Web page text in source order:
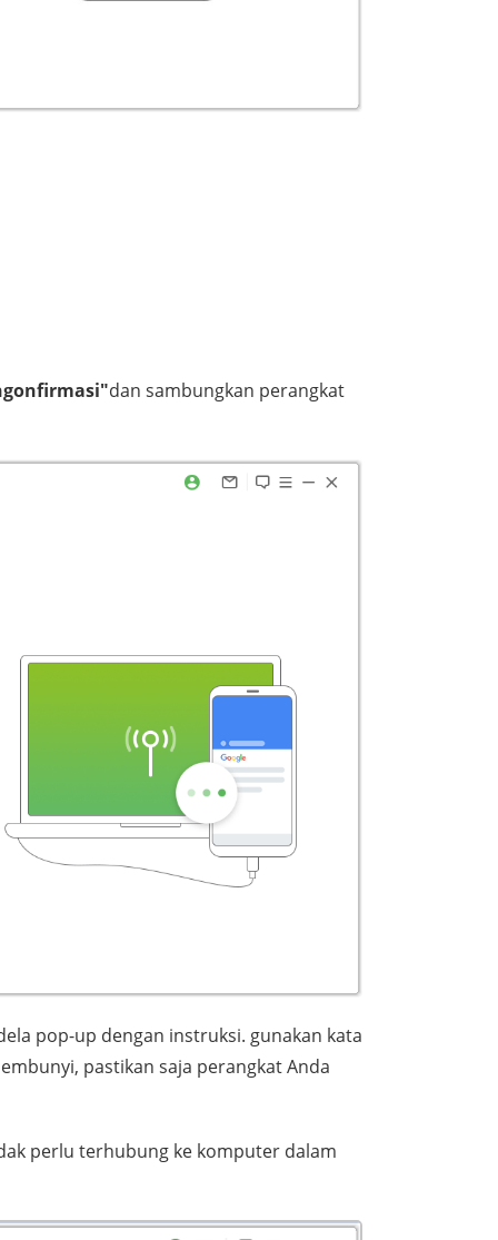
dan sambungkan perangkat
pop-up dengan instruksi. gunakan kata
pastikan saja perangkat Anda
perlu terhubung ke komputer dalam